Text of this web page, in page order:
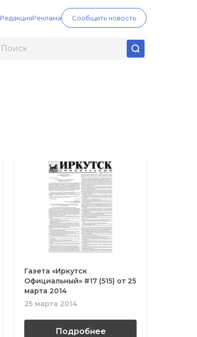
РедакцияРеклама Сообщить новость
Газета «Иркутск
Официальный» #17 (515) от 25
марта 2014
25 марта 2014
Подробнее